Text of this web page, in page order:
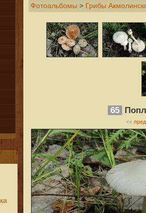
Фотоальбомы > Грибы
65
<<